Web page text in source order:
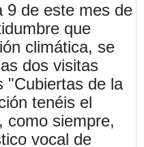
9 de este mes de
que
climática, se
dos visitas
"Cubiertas de la
tenéis el
como siempre,
vocal de